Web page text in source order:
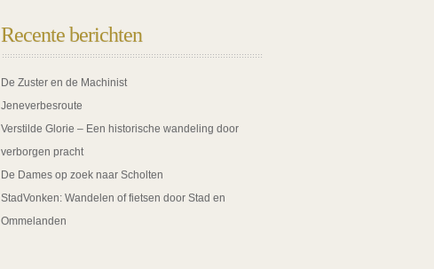
Recente berichten
De Zuster en de Machinist
Jeneverbesroute
Verstilde Glorie – Een historische wandeling door
verborgen pracht
De Dames op zoek naar Scholten
StadVonken: Wandelen of fietsen door Stad en
Ommelanden